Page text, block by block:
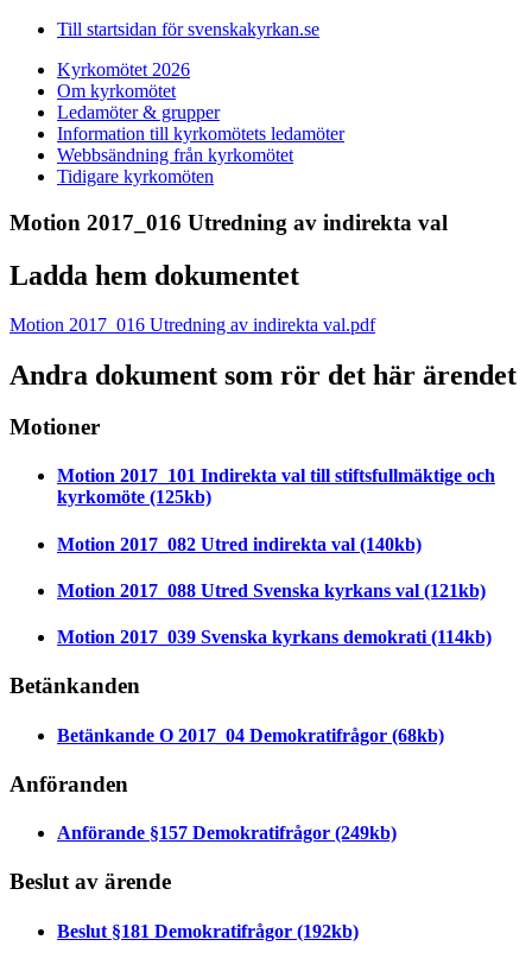
Till startsidan för svenskakyrkan.se
Kyrkomötet 2026
Om kyrkomötet
Ledamöter & grupper
Information till kyrkomötets ledamöter
Webbsändning från kyrkomötet
Tidigare kyrkomöten
Motion 2017_016 Utredning av indirekta val
Ladda hem dokumentet
Motion 2017_016 Utredning av indirekta val.pdf
Andra dokument som rör det här ärendet
Motioner
Motion 2017_101 Indirekta val till stiftsfullmäktige och
kyrkomöte (125kb)
Motion 2017_082 Utred indirekta val (140kb)
Motion 2017_088 Utred Svenska kyrkans val (121kb)
Motion 2017_039 Svenska kyrkans demokrati (114kb)
Betänkanden
Betänkande O 2017_04 Demokratifrågor (68kb)
Anföranden
Anförande §157 Demokratifrågor (249kb)
Beslut av ärende
Beslut §181 Demokratifrågor (192kb)